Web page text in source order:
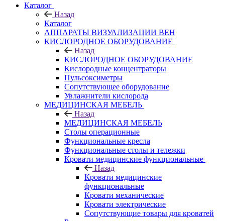
Каталог
Назад
Каталог
АППАРАТЫ ВИЗУАЛИЗАЦИИ ВЕН
КИСЛОРОДНОЕ ОБОРУДОВАНИЕ
Назад
КИСЛОРОДНОЕ ОБОРУДОВАНИЕ
Кислородные концентраторы
Пульсоксиметры
Сопутствующее оборудование
Увлажнители кислорода
МЕДИЦИНСКАЯ МЕБЕЛЬ
Назад
МЕДИЦИНСКАЯ МЕБЕЛЬ
Столы операционные
Функциональные кресла
Функциональные столы и тележки
Кровати медицинские функциональные
Назад
Кровати медицинские
функциональные
Кровати механические
Кровати электрические
Сопутствующие товары для кроватей